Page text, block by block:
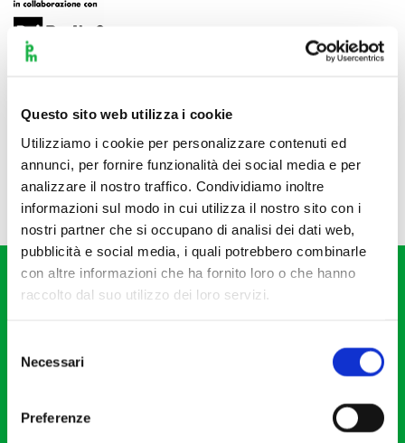
Questo sito web utilizza i cookie
Utilizziamo i cookie per personalizzare contenuti ed
annunci, per fornire funzionalità dei social media e per
analizzare il nostro traffico. Condividiamo inoltre
informazioni sul modo in cui utilizza il nostro sito con i
nostri partner che si occupano di analisi dei dati web,
pubblicità e social media, i quali potrebbero combinarle
con altre informazioni che ha fornito loro o che hanno
raccolto dal suo utilizzo dei loro servizi.
delNecessari
Preferenze
20121 Milano